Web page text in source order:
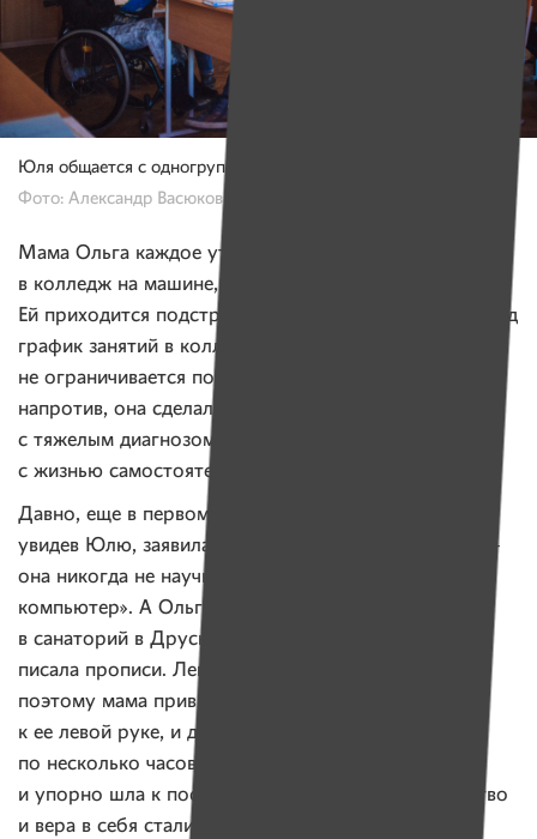
Юля общается с одногруппникакми на перемене.
Фото: Александр Васюкович, Имена
Мама Ольга каждое утро отвозит
в колледж на машине, а днем после учебы забирает.
Ей приходится подстраивать свой распорядок дня под
график занятий в колледже. Но ее жизнь
не ограничивается помощью дочери с ДЦП —
напротив, она сделала все для того, чтобы Юля
с тяжелым диагнозом научилась справляться
с жизнью самостоятельно.
Давно, еще в первом классе, учительница, только
увидев Юлю, заявила Ольге: «Ой, у нее такие руки —
она никогда не научится писать! Покупайте
компьютер». А Ольга на месяц увезла Юлю
в санаторий в Друскининкай. Каждый день Юля
писала прописи. Левая сторона у нее ведущая,
поэтому мама привязывала шариковую ручку
к ее левой руке, и девочка прилежно занималась
по несколько часов в день. Мама верила в Юлю
и упорно шла к поставленной цели. Теперь упорство
и вера в себя стали частью Юлиной личности. Она